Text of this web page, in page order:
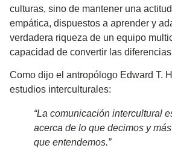
culturas, sino de mantener una
empática, dispuestos a aprender y
verdadera riqueza de un equipo
capacidad de convertir las
Como dijo el antropólogo Edward T.
estudios interculturales:
“La comunicación intercultural
acerca de lo que decimos y
que entendemos.”